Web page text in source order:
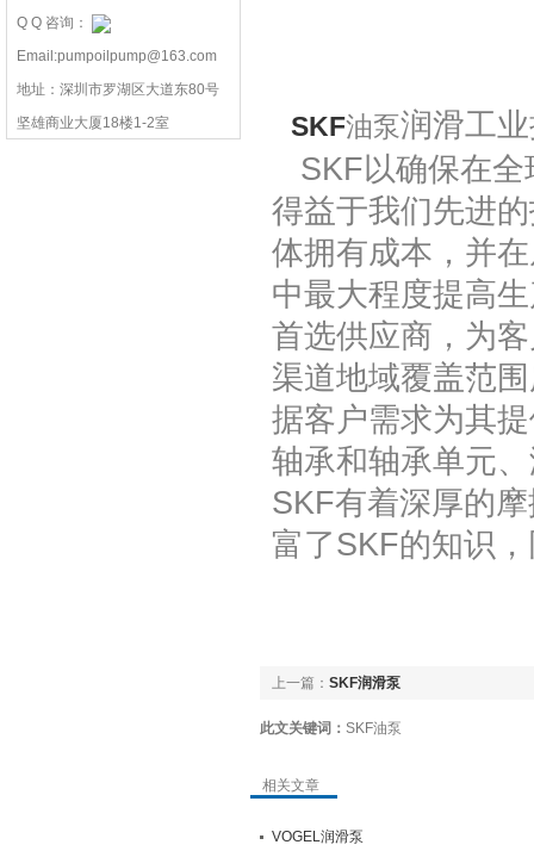
Q Q 咨询：
Email:pumpoilpump@163.com
地址：深圳市罗湖区大道东80号
坚雄商业大厦18楼1-2室
SKF油泵润滑工
SKF以确保在全
得益于我们先进
体拥有成本，并
中最大程度提高
首选供应商，为
渠道地域覆盖范
据客户需求为其
轴承和轴承单元
SKF有着深厚的
富了SKF的知识
上一篇： SKF润滑泵
此文关键词： SKF油泵
相关文章
VOGEL润滑泵